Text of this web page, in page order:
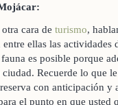
cara de turismo,
ellas las actividades
es posible porque
Recuerde lo que
con anticipación y
el punto en que usted